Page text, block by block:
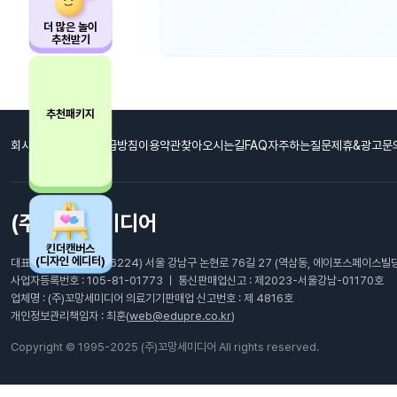
더 많은 놀이
추천받기
추천패키지
킨더캔버스
(디자인 에디터)
회사소개 개인정보취급방침이용약관찾아오시는길FAQ자주하는질문제휴&광고문
(주)꼬망세미디어
대표이사: 최남호 ㅣ (06224) 서울 강남구 논현로 76길 27 (역삼동, 에이포스페이스빌
사업자등록번호 : 105-81-01773 ㅣ 통신판매업신고 : 제2023-서울강남-01170호
업체명 : (주)꼬망세미디어 의료기기판매업 신고번호 : 제 4816호
개인정보관리책임자 : 최훈(web@edupre.co.kr)
Copyright © 1995-2025 (주)꼬망세미디어 All rights reserved.